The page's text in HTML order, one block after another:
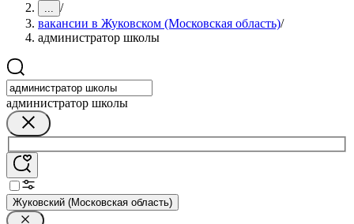
... /
вакансии в Жуковском (Московская область)/
администратор школы
администратор школы
Жуковский (Московская область)